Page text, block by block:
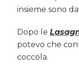
insieme sono
Dopo le
potevo che
coccola.